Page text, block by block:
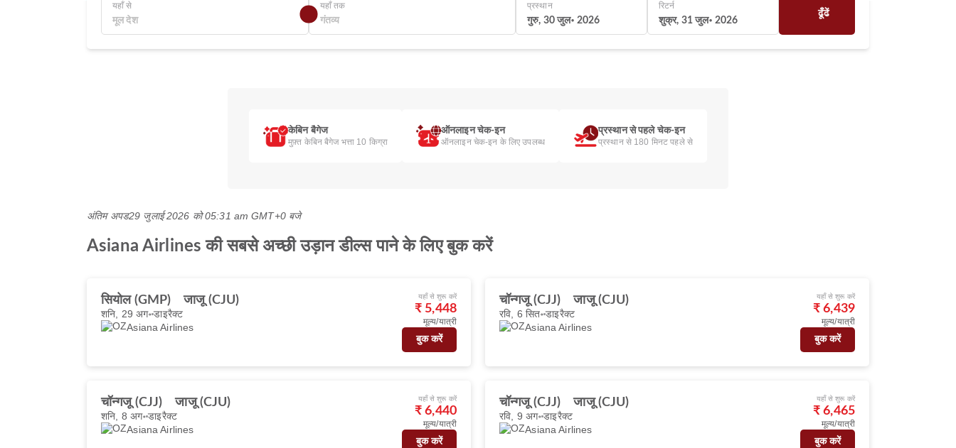
यहाँ से यहाँ तक
प्रस्थान
गुरु, 30 जुल॰ 2026
रिटर्न
शुक्र, 31 जुल॰ 2026
ढूँढें
केबिन बैगेज
मुफ़्त केबिन बैगेज भत्ता 10 किग्रा
ऑनलाइन चेक-इन
ऑनलाइन चेक-इन के लिए उपलब्ध
प्रस्थान से पहले चेक-इन
प्रस्थान से 180 मिनट पहले से
अंतिम अपड29 जुलाई 2026 को 05:31 am GMT+0 बजे
Asiana Airlines की सबसे अच्छी उड़ान डील्स पाने के लिए बुक करें
सियोल (GMP) जाजू (CJU)
शनि, 29 अग॰डाइरैक्ट
Asiana Airlines
यहाँ से शुरू करें
₹ 5,448
मूल्य/यात्री
बुक करें
चॉन्गजू (CJJ) जाजू (CJU)
रवि, 6 सित॰डाइरैक्ट
Asiana Airlines
यहाँ से शुरू करें
₹ 6,439
मूल्य/यात्री
बुक करें
चॉन्गजू (CJJ) जाजू (CJU)
शनि, 8 अग॰डाइरैक्ट
Asiana Airlines
यहाँ से शुरू करें
₹ 6,440
मूल्य/यात्री
बुक करें
चॉन्गजू (CJJ) जाजू (CJU)
रवि, 9 अग॰डाइरैक्ट
Asiana Airlines
यहाँ से शुरू करें
₹ 6,465
मूल्य/यात्री
बुक करें